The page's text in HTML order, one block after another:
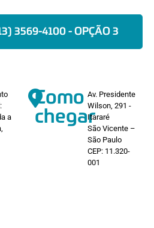
3569-4100 - OPÇÃO 3
a
Como
chegar
Av. Presidente
Wilson, 291 -
Itararé
São Vicente –
São Paulo
CEP: 11.320-
001